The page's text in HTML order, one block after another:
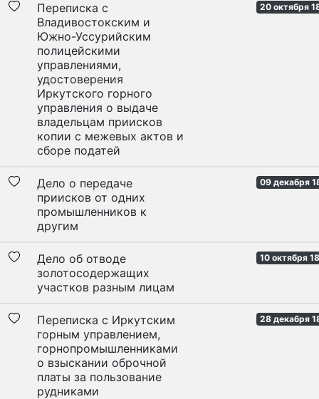
Переписка с
Владивостокским и
Южно-Уссурийским
полицейскими
управлениями,
удостоверения
Иркутского горного
управления о выдаче
владельцам приисков
копии с межевых актов и
сборе податей
20 октября
Дело о передаче
приисков от одних
промышленников к
другим
09 декабря
Дело об отводе
золотосодержащих
участков разным лицам
10 октября
Переписка с Иркутским
горным управлением,
горнопромышленниками
о взыскании оброчной
платы за пользование
рудниками
28 декабря